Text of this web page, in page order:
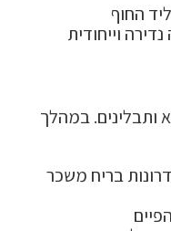
החוף
וייחודית
ותבלינים. במהלך
בריח משכר